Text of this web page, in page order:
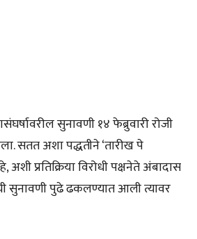
सुनावणी १४ फेब्रुवारी रोजी
सतत अशा पद्धतीने ‘तारीख पे
प्रतिक्रिया विरोधी पक्षनेते अंबादास
सुनावणी पुढे ढकलण्यात आली त्यावर